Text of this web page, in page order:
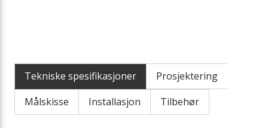
Tekniske spesifikasjoner
Prosjektering
Målskisse
Installasjon Tilbehør